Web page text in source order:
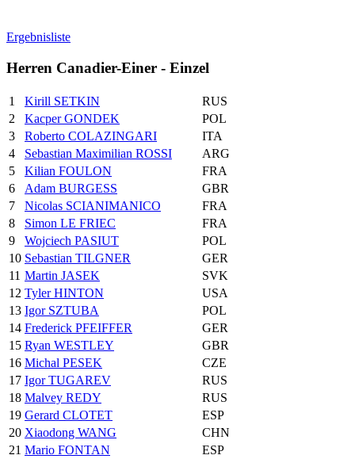
Ergebnisliste
Herren Canadier-Einer - Einzel
1 Kirill SETKIN
RUS
2
Kacper GONDEK
POL
3
Roberto COLAZINGARI
ITA
4
Sebastian Maximilian ROSSI
ARG
5
Kilian FOULON
FRA
6
Adam BURGESS
GBR
7
Nicolas SCIANIMANICO
FRA
8
Simon LE FRIEC
FRA
9
Wojciech PASIUT
POL
10 Sebastian TILGNER
GER
11 Martin JASEK
SVK
12 Tyler HINTON
USA
13 Igor SZTUBA
POL
14 Frederick PFEIFFER
GER
15 Ryan WESTLEY
GBR
16 Michal PESEK
CZE
17 Igor TUGAREV
RUS
18 Malvey REDY
RUS
19 Gerard CLOTET
ESP
20 Xiaodong WANG
CHN
21 Mario FONTAN
ESP